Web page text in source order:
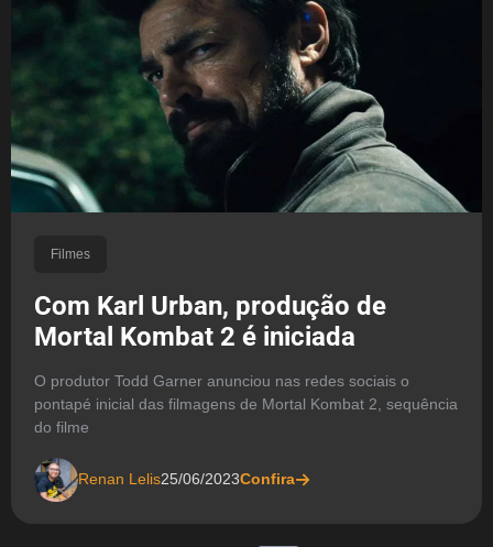
Filmes
Com Karl Urban, produção de
Mortal Kombat 2 é iniciada
O produtor Todd Garner anunciou nas redes sociais o
pontapé inicial das filmagens de Mortal Kombat 2, sequência
do filme
Renan Lelis25/06/2023Confira